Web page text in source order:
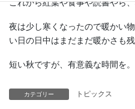
これから紅葉や食事や読書やら
夜は少し寒くなったので暖かい
い日の日中はまだまだ暖かさも残
短い秋ですが、有意義な時間を。
カテゴリー トピックス